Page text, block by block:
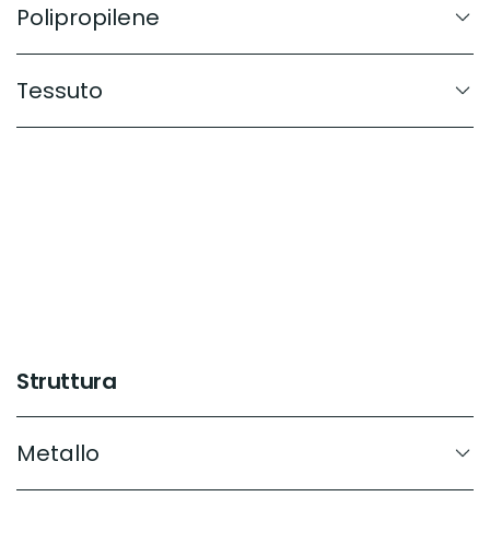
Polipropilene
Tessuto
Struttura
Metallo